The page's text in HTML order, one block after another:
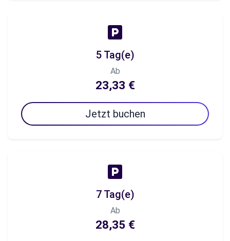
5 Tag(e)
Ab
23,33 €
Jetzt buchen
7 Tag(e)
Ab
28,35 €